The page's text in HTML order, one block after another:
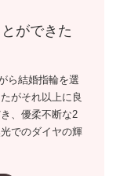
ができた
ら結婚指輪を選
がそれ以上に良
、優柔不断な2
でのダイヤの輝